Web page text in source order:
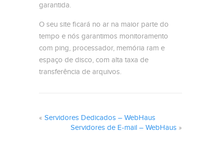
garantida.
O seu site ficará no ar na maior parte do
tempo e nós garantimos monitoramento
com ping, processador, memória ram e
espaço de disco, com alta taxa de
transferência de arquivos.
« Servidores Dedicados – WebHaus
Servidores de E-mail – WebHaus »